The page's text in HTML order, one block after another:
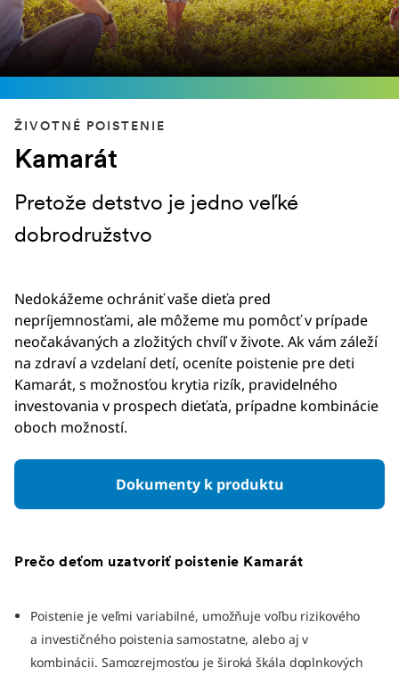
ŽIVOTNÉ POISTENIE
Kamarát
Pretože detstvo je jedno veľké
dobrodružstvo
Nedokážeme ochrániť vaše dieťa pred
nepríjemnosťami, ale môžeme mu pomôcť v prípade
neočakávaných a zložitých chvíľ v živote. Ak vám záleží
na zdraví a vzdelaní detí, oceníte poistenie pre deti
Kamarát, s možnosťou krytia rizík, pravidelného
investovania v prospech dieťaťa, prípadne kombinácie
oboch možností.
Dokumenty k produktu
Prečo deťom uzatvoriť poistenie Kamarát
Poistenie je veľmi variabilné, umožňuje voľbu rizikového
a investičného poistenia samostatne, alebo aj v
kombinácii. Samozrejmosťou je široká škála doplnkových